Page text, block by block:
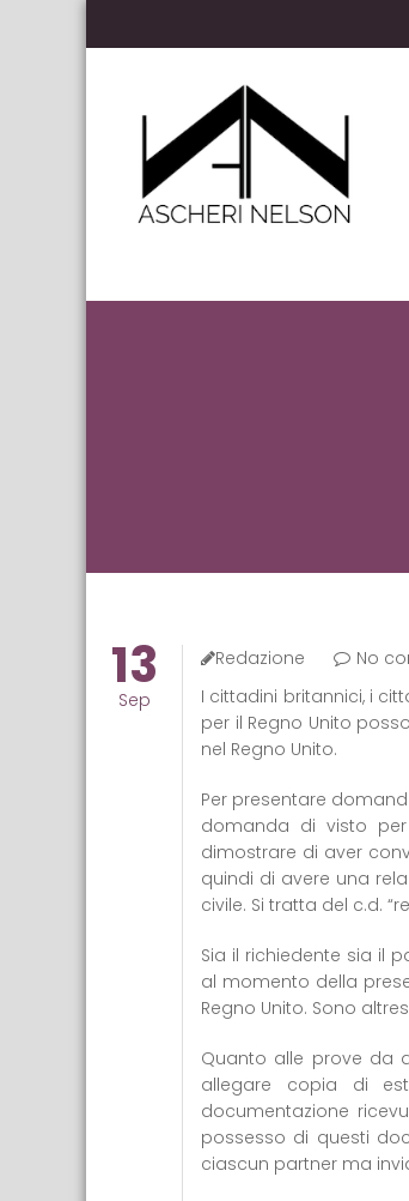
Ascheri Nelson LLP
13
Sep
Redazione
No
I cittadini britannici, i
per il Regno Unito
nel Regno Unito.
Per presentare
domanda di visto
dimostrare di aver
quindi di avere una
civile. Si tratta del c.d.
Sia il richiedente sia il
al momento della
Regno Unito. Sono
Quanto alle prove da
allegare copia di
documentazione
possesso di questi
ciascun partner ma